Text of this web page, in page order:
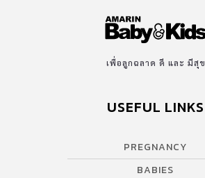
เพื่อลูกฉลาด ดี และ มีสุข
USEFUL LINKS
PREGNANCY
BABIES